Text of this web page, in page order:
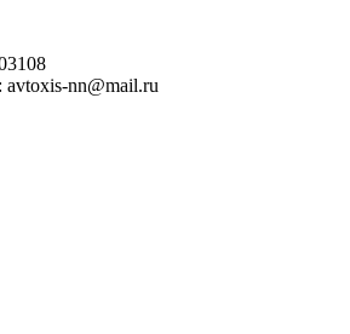
avtoxis-nn@mail.ru